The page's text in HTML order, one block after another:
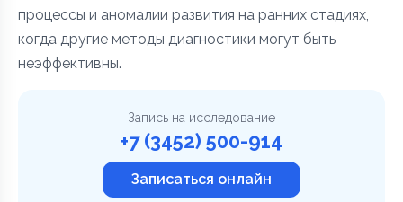
процессы и аномалии развития на ранних стадиях,
когда другие методы диагностики могут быть
неэффективны.
Запись на исследование
+7 (3452) 500-914
Записаться онлайн